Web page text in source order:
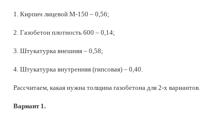
1. Кирпич лицевой М-150 – 0,56;
2. Газобетон плотность 600 – 0,14;
3. Штукатурка внешняя – 0,58;
4. Штукатурка внутренняя (гипсовая) – 0,40.
Рассчитаем, какая нужна толщина газобетона для 2-х вариантов.
Вариант 1.